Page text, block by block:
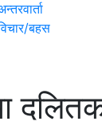
बहस